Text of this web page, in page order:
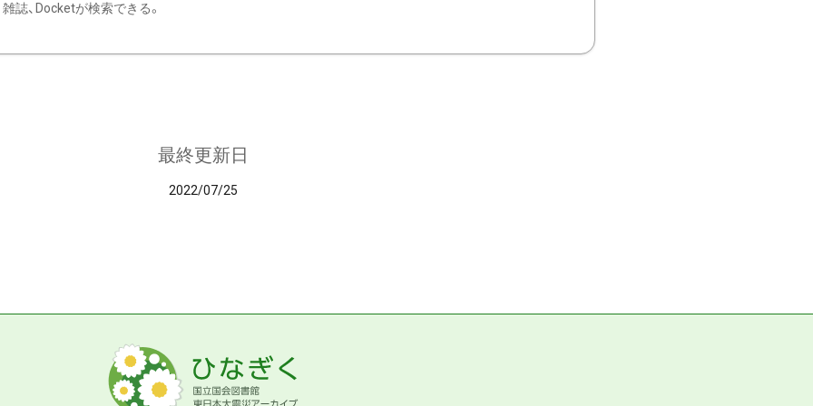
雑誌、Docketが検索できる。
最終更新日
2022/07/25